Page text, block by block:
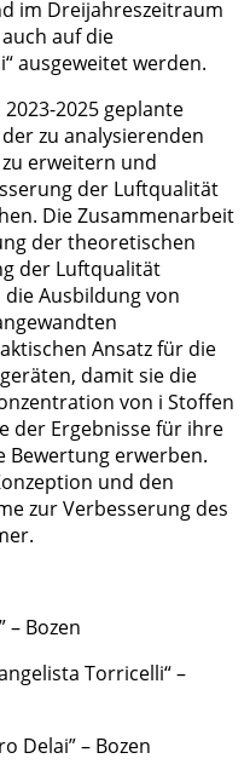
im Dreijahreszeitraum
auf die
ausgeweitet werden.
2025 geplante
zu analysierenden
erweitern und
der Luftqualität
Die Zusammenarbeit
der theoretischen
der Luftqualität
Ausbildung von
Ansatz für die
damit sie die
von i Stoffen
der Ergebnisse für ihre
Bewertung erwerben.
und den
zur Verbesserung des
– Bozen
Torricelli“ –
Delai” – Bozen